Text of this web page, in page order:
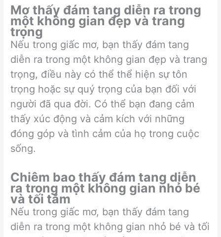
Mơ thấy đám tang diễn ra trong
một không gian đẹp và trang
trọng
Nếu trong giấc mơ, bạn thấy đám tang
diễn ra trong một không gian đẹp và trang
trọng, điều này có thể thể hiện sự tôn
trọng hoặc sự quý trọng của bạn đối với
người đã qua đời. Có thể bạn đang cảm
thấy xúc động và cảm kích với những
đóng góp và tình cảm của họ trong cuộc
sống.
Chiêm bao thấy đám tang diễn
ra trong một không gian nhỏ bé
và tối tăm
Nếu trong giấc mơ, bạn thấy đám tang
diễn ra trong một không gian nhỏ bé và tối